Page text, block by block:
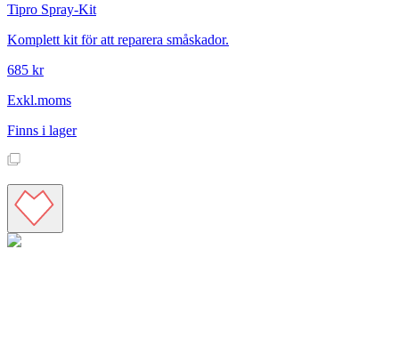
Tipro Spray-Kit
Komplett kit för att reparera småskador.
685 kr
Exkl.moms
Finns i lager